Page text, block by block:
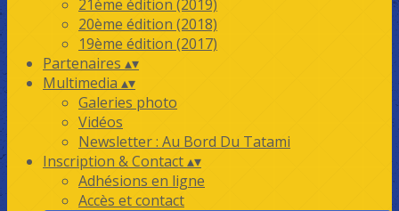
21ème édition (2019)
20ème édition (2018)
19ème édition (2017)
Partenaires ▴▾
Multimedia ▴▾
Galeries photo
Vidéos
Newsletter : Au Bord Du Tatami
Inscription & Contact▴▾
Adhésions en ligne
Accès et contact